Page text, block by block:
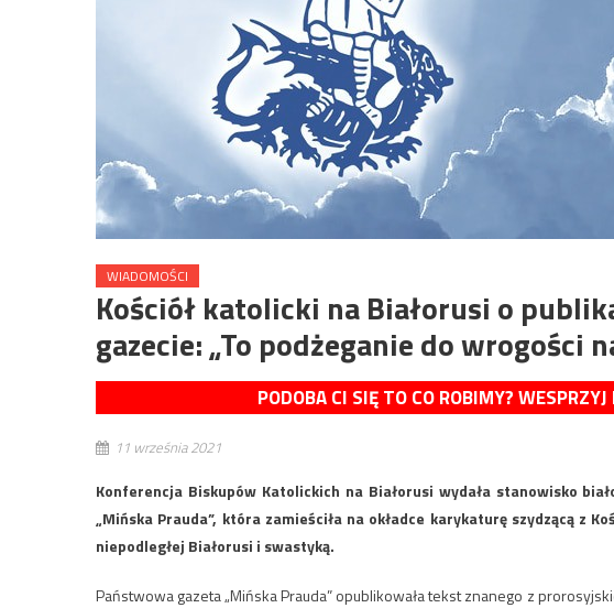
WIADOMOŚCI
Kościół katolicki na Białorusi o
gazecie: „To podżeganie do wrogości
PODOBA CI SIĘ TO CO ROBIMY?
11 września 2021
Konferencja Biskupów Katolickich na Białorusi wydała stanowisko
„Mińska Prauda”, która zamieściła na okładce karykaturę szydzącą z
niepodległej Białorusi i swastyką.
Państwowa gazeta „Mińska Prauda” opublikowała tekst znanego z